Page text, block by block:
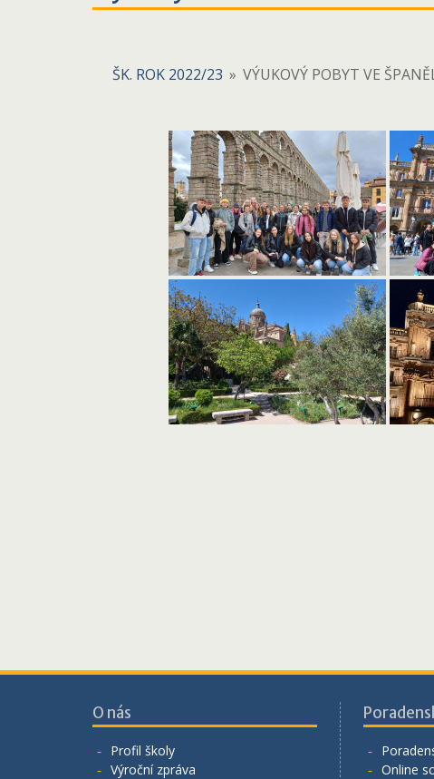
ŠK. ROK 2022/23 » VÝUKOVÝ POBYT VE
O nás
Profil školy
Výroční zpráva
Online